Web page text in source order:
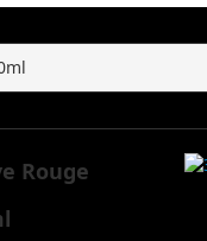
Rouge